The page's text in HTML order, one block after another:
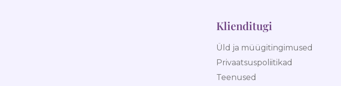
Klienditugi
Üld ja müügitingimused
Privaatsuspoliitikad
Teenused